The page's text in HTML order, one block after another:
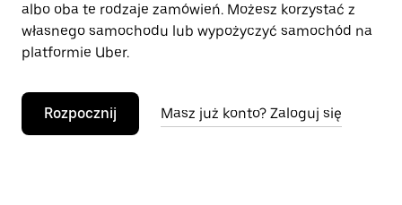
albo oba te rodzaje zamówień. Możesz korzystać z
własnego samochodu lub wypożyczyć samochód na
platformie Uber.
Rozpocznij Masz już konto? Zaloguj się